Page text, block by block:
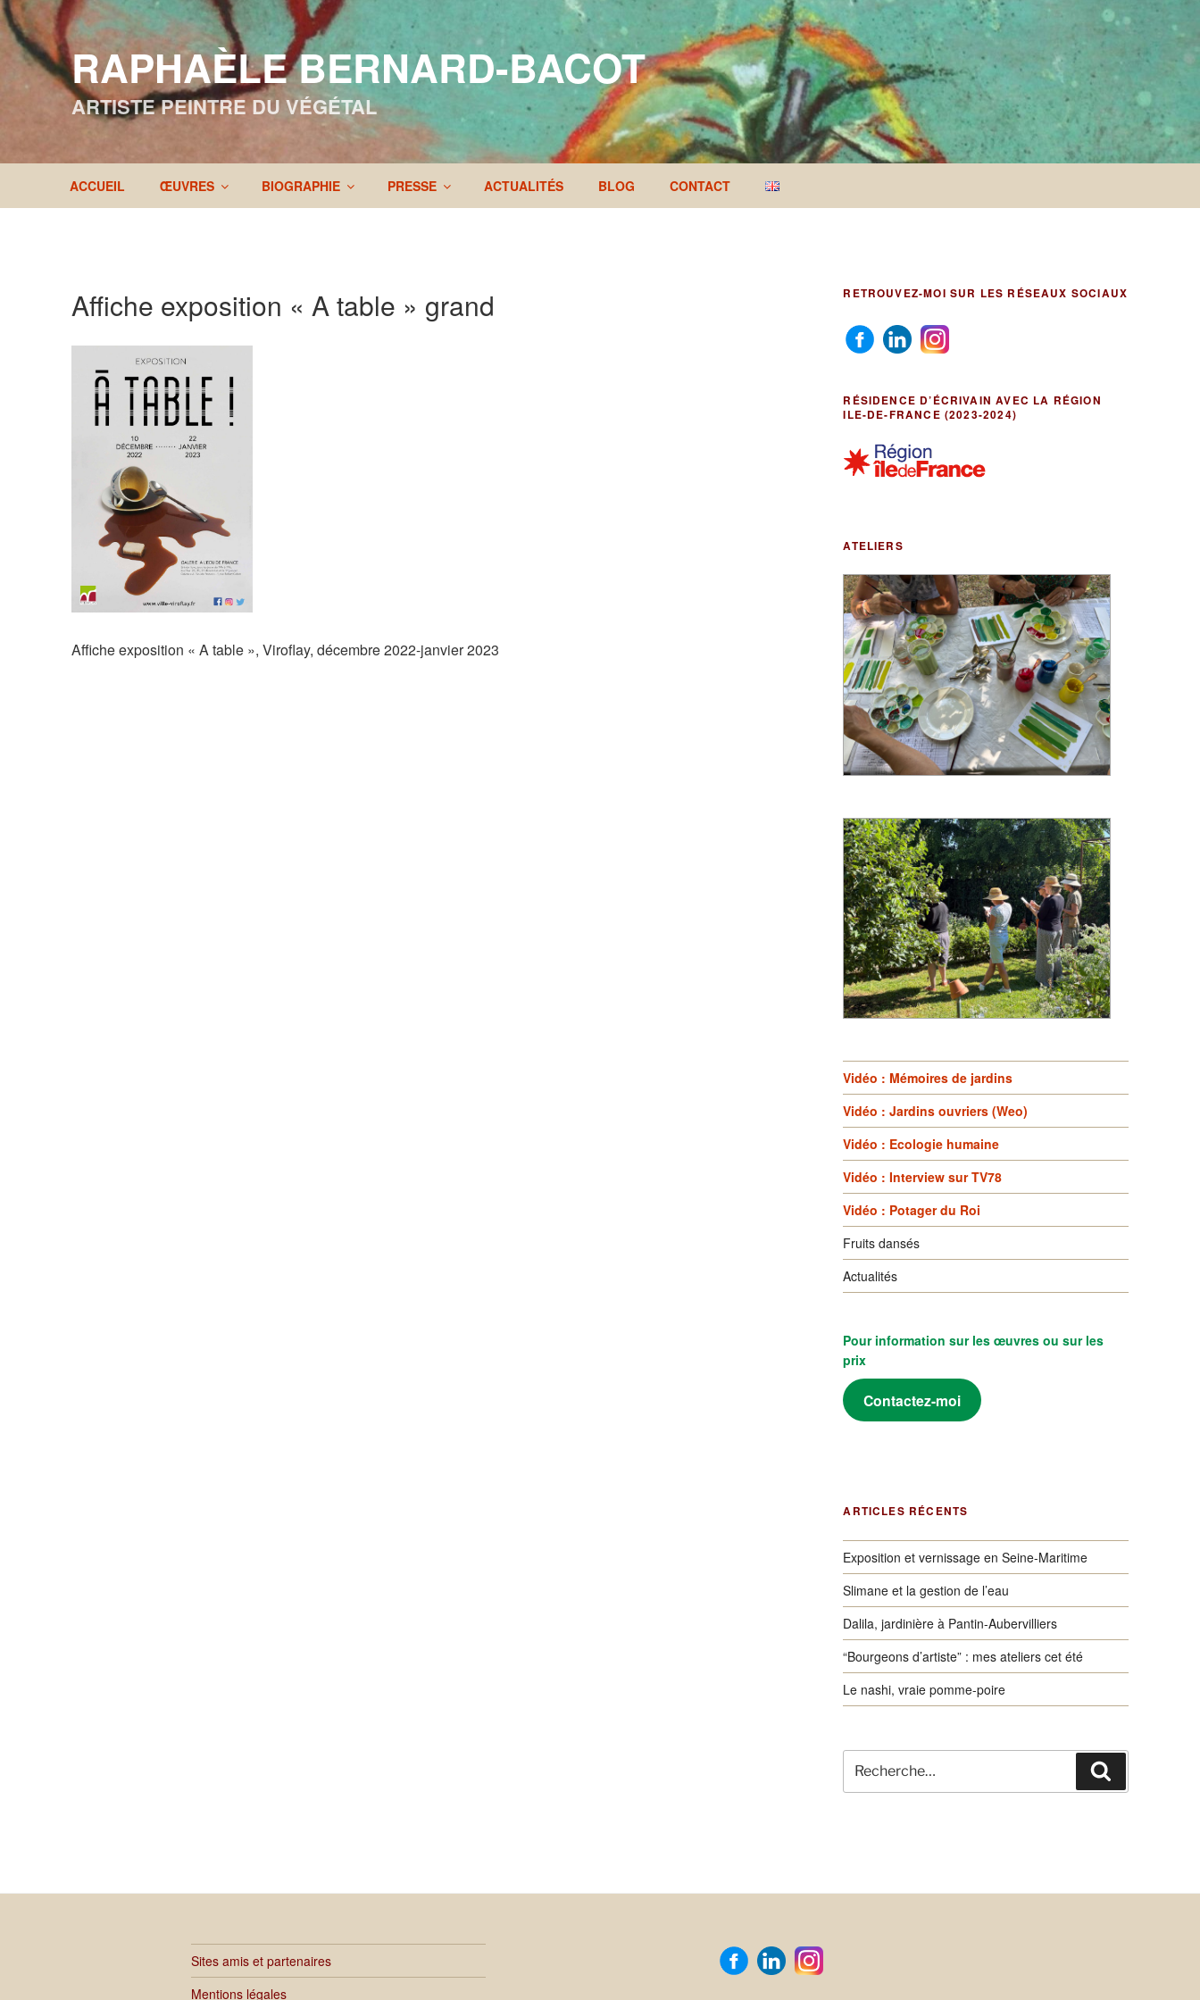
Aller
au
contenu
principal
RAPHAÈLE BERNARD-BACOT
ARTISTE PEINTRE DU VÉGÉTAL
ACCUEIL ŒUVRES BIOGRAPHIE PRESSE ACTUALITÉS BLOG CONTACT
Affiche exposition « A table » grand
Affiche exposition « A table », Viroflay, décembre 2022-janvier 2023
RETROUVEZ-MOI SUR LES RÉSEAUX SOCIAUX
RÉSIDENCE D’ÉCRIVAIN AVEC LA RÉGION
ILE-DE-FRANCE (2023-2024)
ATELIERS
Vidéo : Mémoires de jardins
Vidéo : Jardins ouvriers (Weo)
Vidéo : Ecologie humaine
Vidéo : Interview sur TV78
Vidéo : Potager du Roi
Fruits dansés
Actualités
Pour information sur les œuvres ou sur les
prix
Contactez-moi
ARTICLES RÉCENTS
Exposition et vernissage en Seine-Maritime
Slimane et la gestion de l’eau
Dalila, jardinière à Pantin-Aubervilliers
“Bourgeons d’artiste” : mes ateliers cet été
Le nashi, vraie pomme-poire
pour
:
Sites amis et partenaires
Mentions légales